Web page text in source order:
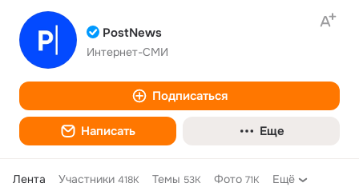
PostNews
Интернет-СМИ
Подписаться
Написать Еще
Лента Участники 418K Темы 53K Фото 71K Ещё